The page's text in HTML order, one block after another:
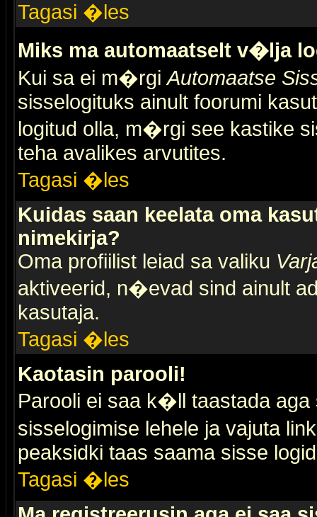
Tagasi �les
Miks ma automaatselt v�lja
Kui sa ei m�rgiAutomaatse
sisselogituks ainult foorumi
logitud olla, m�rgi see kastike
teha avalikes arvutites.
Tagasi �les
Kuidas saan keelata oma
nimekirja?
Oma profiilist leiad sa valiku
aktiveerid, n�evad sind ainult
kasutaja.
Tagasi �les
Kaotasin parooli!
Parooli ei saa k�ll taastada aga
sisselogimise lehele ja vajuta
peaksidki taas saama sisse
Tagasi �les